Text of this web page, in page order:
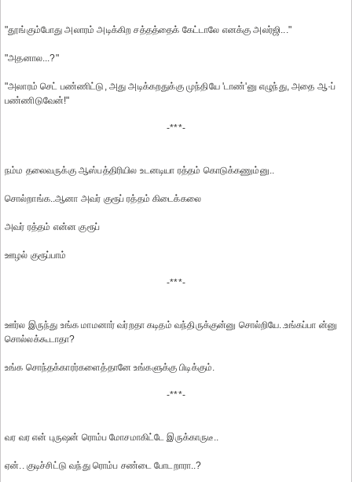
"தூங்கும்போது அலாரம் அடிக்கிற சத்தத்தைக் கேட்டாலே எனக்கு அலர்ஜி..."
"அதனால...?"
"அலாரம் செட் பண்ணிட்டு, அது அடிக்கறதுக்கு முந்தியே 'டாண்'னு எழுந்து, அதை ஆ·ப்
பண்ணிடுவேன்!"
-***-
நம்ம தலைவருக்கு ஆஸ்பத்திரியில உடனடியா ரத்தம் கொடுக்கணும்னு..
சொல்றாங்க..ஆனா அவர் குரூப் ரத்தம் கிடைக்கலை
அவர் ரத்தம் என்ன குரூப்
ஊழல் குரூப்பாம்
-***-
ஊர்ல இருந்து உங்க மாமனார் வர்றதா கடிதம் வந்திருக்குன்னு சொல்றியே..உங்கப்பா ன்னு
சொல்லக்கூடாதா?
உங்க சொந்தக்காரர்களைத்தானே உங்களுக்கு பிடிக்கும்.
-***-
வர வர என் புருஷன் ரொம்ப மோசமாகிட்டே இருக்காருடீ..
ஏன்.. குடிச்சிட்டு வந்து ரொம்ப சண்டை போடறாரா..?